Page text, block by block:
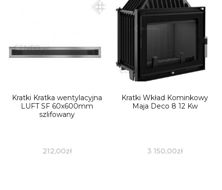
Kratki Kratka wentylacyjna
LUFT SF 60x600mm
szlifowany
212,00zł
Kratki Wkład Kominkowy
Maja Deco 8 12 Kw
3 150,00zł